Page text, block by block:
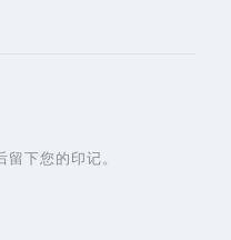
留下您的印记。